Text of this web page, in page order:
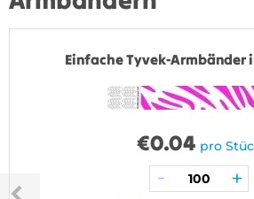
Einfache Tyvek-Armbänder
€0.04 pro